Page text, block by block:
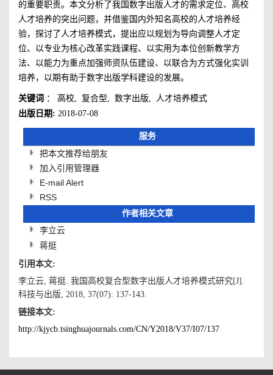
的重要职责。本文分析了我国数字出版人才的需求定位、高校
人才培养的突出问题，并借鉴国内外知名高校的人才培养经
验，探讨了人才培养模式，提出应以规划为导向调整人才定
位、以专业为核心改革实践课程、以实用为本位创新教学方
法、以能力为重点加强师资队伍建设、以联合为方式强化实训
培养，以期有助于数字出版学科建设的发展。
关键词 ： 高校, 复合型, 数字出版, 人才培养模式
出版日期: 2018-07-08
服务
把本文推荐给朋友
加入引用管理器
E-mail Alert
RSS
作者相关文章
李立云
蒋挺
引用本文:
李立云, 蒋挺. 我国高校复合型数字出版人才培养模式研究[J].
科技与出版, 2018, 37(07): 137-143.
链接本文:
http://kjycb.tsinghuajournals.com/CN/Y2018/V37/I07/137